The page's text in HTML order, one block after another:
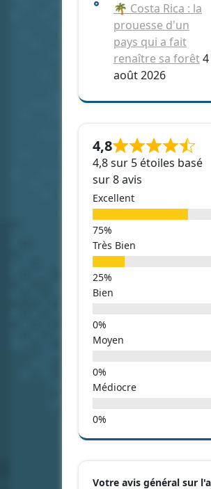
🌴 Costa Rica : la
prouesse d'un
pays qui a fait
renaître sa forêt4
août 2026
4,8
4,8 sur 5 étoiles basé
sur 8 avis
Excellent
Très Bien
Bien
Moyen
Médiocre
Votre avis général sur